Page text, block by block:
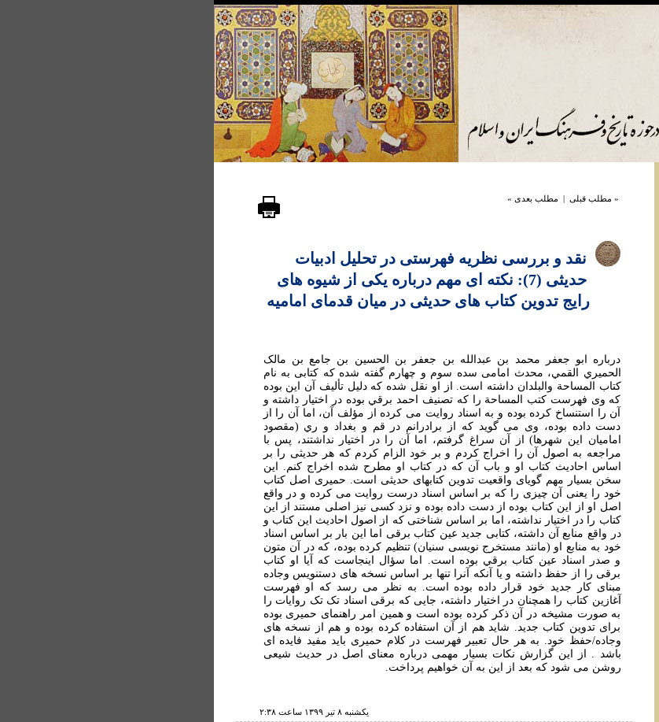
« مطلب قبلی | مطلب بعدی »
نقد و بررسی نظريه فهرستی در تحليل ادبيات
حديثی (7): نکته ای مهم درباره يکی از شيوه های
رایج تدوين کتاب های حديثی در ميان قدمای اماميه
درباره ابو جعفر محمد بن عبدالله بن جعفر بن الحسين بن جامع بن مالک
الحميري القمي، محدث امامی سده سوم و چهارم گفته شده که کتابی به نام
کتاب المساحة والبلدان داشته است. از او نقل شده که دليل تأليف آن اين بوده
که وی فهرست کتب المساحة را که تصنيف احمد برقي بوده در اختيار داشته و
آن را استنساخ کرده بوده و به اسناد روايت می کرده از مؤلف آن، اما آن را از
دست داده بوده، وی می گويد که از برادرانم در قم و بغداد و ري (مقصود
اماميان اين شهرها) از آن سراغ گرفتم، اما آن را در اختيار نداشتند، پس با
مراجعه به اصول آن را اخراج کردم و بر خود الزام کردم که هر حديثی را بر
اساس احاديث کتاب او و باب آن که در کتاب او مطرح شده اخراج کنم. اين
سخن بسيار مهم گويای واقعيت تدوين کتابهای حديثی است. حميری اصل کتاب
خود را يعنی آن چيزی را که بر اساس اسناد درست روايت می کرده و در واقع
اصل او از این کتاب بوده از دست داده بوده و نزد کسی نيز اصلی مستند از این
کتاب را در اختيار نداشته، اما بر اساس شناختی که از اصول احاديث اين کتاب و
در واقع منابع آن داشته، کتابی جديد عين کتاب برقی اما اين بار بر اساس اسناد
خود به منابع او (مانند مستخرج نويسی سنيان) تنظيم کرده بوده، که در آن متون
و صدر اسناد عين کتاب برقي بوده است. اما سؤال اينجاست که آيا او کتاب
برقی را از حفظ داشته و یا آنکه آنرا تنها بر اساس نسخه های دستنويس وجاده
مبنای کار جديد خود قرار داده بوده است. به نظر می رسد که او فهرست
آغازين کتاب را همچنان در اختيار داشته، جايی که برقی اسناد تک تک روايات را
به صورت مشيخه در آن ذکر کرده بوده است و همين امر راهنمای حميری بوده
برای تدوين کتاب جديد. شايد هم از آن استفاده کرده بوده و هم از نسخه های
وجاده/حفظ خود. به هر حال تعبير فهرست در کلام حميری بايد مفيد فايده ای
باشد . از اين گزارش نکات بسيار مهمی درباره معنای اصل در حديث شيعی
روشن می شود که بعد از اين به آن خواهيم پرداخت.
يكشنبه ۸ تير ۱۳۹۹ ساعت ۲:۳۸